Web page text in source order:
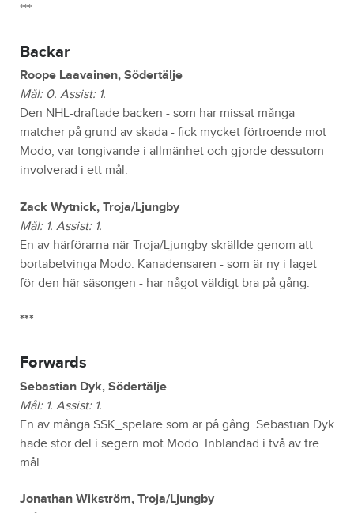
***
Backar
Roope Laavainen, Södertälje
Mål: 0. Assist: 1.
Den NHL-draftade backen - som har missat många
matcher på grund av skada - fick mycket förtroende mot
Modo, var tongivande i allmänhet och gjorde dessutom
involverad i ett mål.
Zack Wytnick, Troja/Ljungby
Mål: 1. Assist: 1.
En av härförarna när Troja/Ljungby skrällde genom att
bortabetvinga Modo. Kanadensaren - som är ny i laget
för den här säsongen - har något väldigt bra på gång.
***
Forwards
Sebastian Dyk, Södertälje
Mål: 1. Assist: 1.
En av många SSK_spelare som är på gång. Sebastian Dyk
hade stor del i segern mot Modo. Inblandad i två av tre
mål.
Jonathan Wikström, Troja/Ljungby